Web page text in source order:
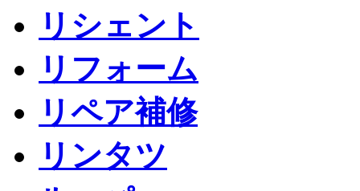
リシェント
リフォーム
リペア補修
リンタツ